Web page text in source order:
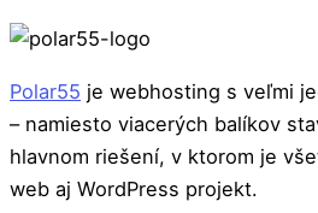
Polar55 je webhosting s veľmi
– namiesto viacerých balíkov
hlavnom riešení, v ktorom je
web aj WordPress projekt.